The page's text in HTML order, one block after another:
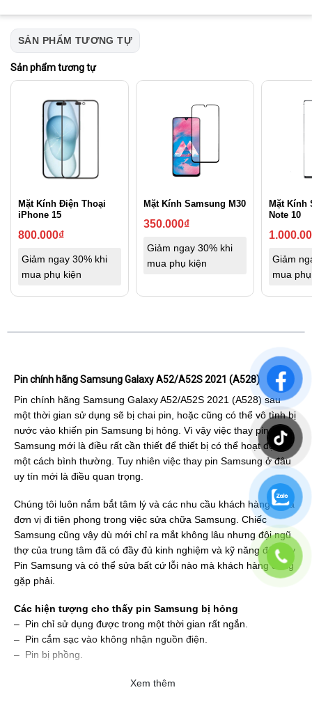
SẢN PHẨM TƯƠNG TỰ
Sản phẩm tương tự
Mặt Kính Điện Thoại
iPhone 15
800.000₫
Giảm ngay 30% khi
mua phụ kiện
Mặt Kính Samsung M30
350.000₫
Giảm ngay 30% khi
mua phụ kiện
Mặt Kính
Note 10
Giảm
mua
Pin chính hãng Samsung Galaxy A52/A52S 2021 (A528)
Pin chính hãng Samsung Galaxy A52/A52S 2021 (A528) sau
một thời gian sử dụng sẽ bị chai pin, hoặc cũng có thể vô tình bị
nước vào khiến pin Samsung bị hỏng. Vì vậy việc thay pin
Samsung mới là điều rất cần thiết để thiết bị có thể hoạt động
một cách bình thường. Tuy nhiên việc thay pin Samsung ở đâu
uy tín mới là điều quan trọng.
Chúng tôi luôn nắm bắt tâm lý và các nhu cầu khách hàng để là
đơn vị đi tiên phong trong việc sửa chữa Samsung. Chiếc
Samsung cũng vậy dù mới chỉ ra mắt không lâu nhưng đội ngũ
thợ của trung tâm đã có đầy đủ kinh nghiệm và kỹ năng để thay
Pin Samsung và có thể sửa bất cứ lỗi nào mà khách hàng đang
gặp phải.
Các hiện tượng cho thấy pin Samsung bị hỏng
– Pin chỉ sử dụng được trong một thời gian rất ngắn.
– Pin cắm sạc vào không nhận nguồn điện.
– Pin bị phồng.
Xem thêm